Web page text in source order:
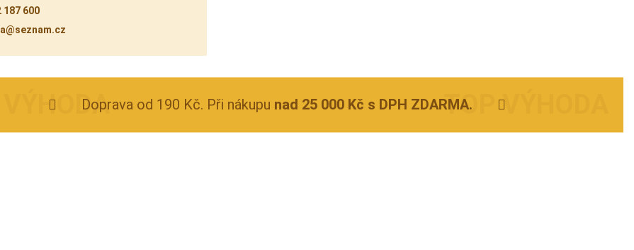
187 600
Doprava od 190 Kč. Při nákupu nad 25 000 Kč s DPH ZDARMA.